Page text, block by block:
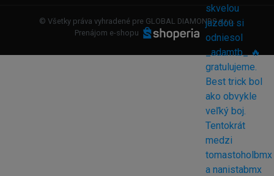
© Všetky práva vyhradené pre GLOBAL DIAMONDS s.r.o.
Prenájom e-shopu